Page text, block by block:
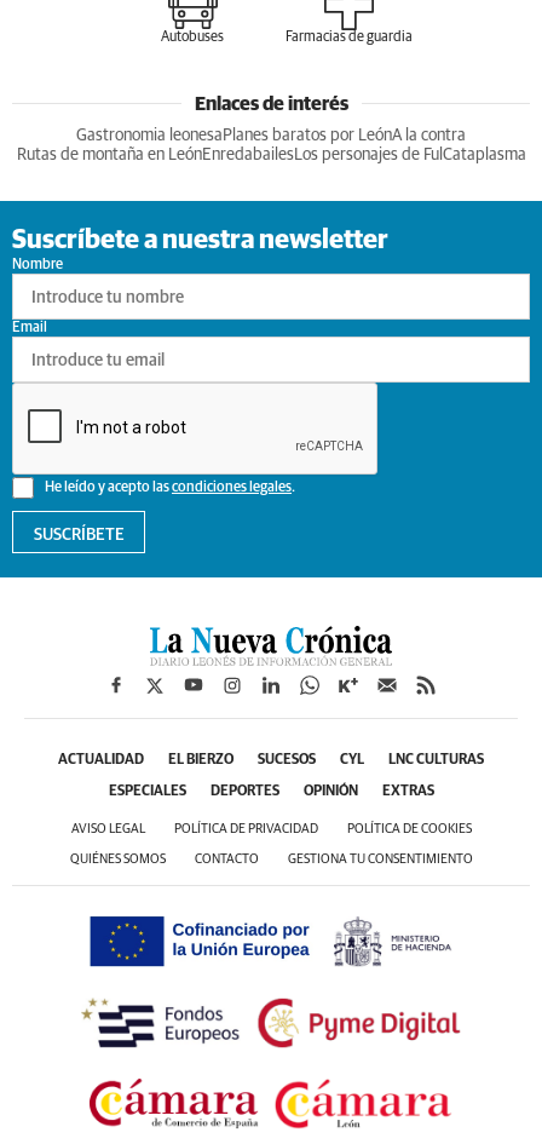
Autobuses Farmacias de guardia
Enlaces de interés
Gastronomia leonesa Planes baratos por LeónA la contra
Rutas de montaña en LeónEnredabailesLos personajes de Ful Cataplasma
Suscríbete a nuestra newsletter
Nombre
He leído y acepto lascondiciones legales.
Email
SUSCRÍBETE
ACTUALIDAD EL BIERZO SUCESOS CYL LNC CULTURAS
ESPECIALES DEPORTES OPINIÓN EXTRAS
AVISO LEGAL POLÍTICA DE PRIVACIDAD POLÍTICA DE COOKIES
QUIÉNES SOMOS CONTACTO GESTIONA TU CONSENTIMIENTO